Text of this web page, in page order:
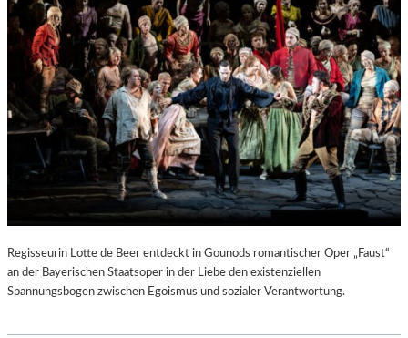
Regisseurin Lotte de Beer entdeckt in Gounods romantischer Oper „Faust“
an der Bayerischen Staatsoper in der Liebe den existenziellen
Spannungsbogen zwischen Egoismus und sozialer Verantwortung.